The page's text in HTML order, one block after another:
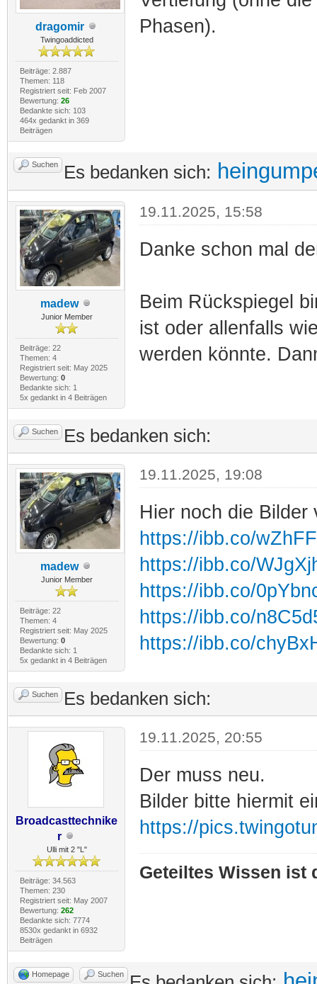
dragomir
Twingoaddicted
Beiträge: 2.887
Themen: 118
Registriert seit: Feb 2007
Bewertung: 26
Bedankte sich: 103
464x gedankt in 369
Beiträgen
Phasen).
Suchen Es bedanken sich:
madew
Junior Member
Beiträge: 22
Themen: 4
Registriert seit: May 2025
Bewertung: 0
Bedankte sich: 1
5x gedankt in 4 Beiträgen
19.11.2025, 15:58
Danke schon mal
Beim Rückspiegel
ist oder allenfalls
werden könnte.
Suchen Es bedanken sich:
madew
Junior Member
Beiträge: 22
Themen: 4
Registriert seit: May 2025
Bewertung: 0
Bedankte sich: 1
5x gedankt in 4 Beiträgen
19.11.2025, 19:08
Hier noch die
https://ibb.co/
https://ibb.co/
https://ibb.co/
https://ibb.co/
https://ibb.co/
Suchen Es bedanken sich:
Broadcasttechnike
r
Ulli mit 2 "L"
Beiträge: 34.563
Themen: 230
Registriert seit: May 2007
Bewertung: 262
Bedankte sich: 7774
8530x gedankt in 6932
Beiträgen
19.11.2025, 20:55
Der muss neu.
Bilder bitte hiermit
https://
Geteiltes Wissen ist
Homepage Suchen